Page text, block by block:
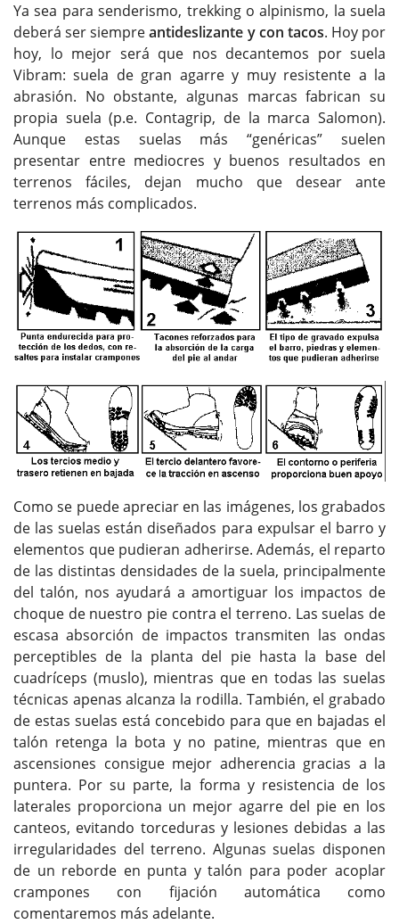
Ya sea para senderismo, trekking o alpinismo, la suela
deberá ser siempreantideslizante y con tacos. Hoy por
hoy, lo mejor será que nos decantemos por suela
Vibram: suela de gran agarre y muy resistente a la
abrasión. No obstante, algunas marcas fabrican su
propia suela (p.e. Contagrip, de la marca Salomon).
Aunque estas suelas más “genéricas” suelen
presentar entre mediocres y buenos resultados en
terrenos fáciles, dejan mucho que desear ante
terrenos más complicados.
Como se puede apreciar en las imágenes, los grabados
de las suelas están diseñados para expulsar el barro y
elementos que pudieran adherirse. Además, el reparto
de las distintas densidades de la suela, principalmente
del talón, nos ayudará a amortiguar los impactos de
choque de nuestro pie contra el terreno. Las suelas de
escasa absorción de impactos transmiten las ondas
perceptibles de la planta del pie hasta la base del
cuadríceps (muslo), mientras que en todas las suelas
técnicas apenas alcanza la rodilla. También, el grabado
de estas suelas está concebido para que en bajadas el
talón retenga la bota y no patine, mientras que en
ascensiones consigue mejor adherencia gracias a la
puntera. Por su parte, la forma y resistencia de los
laterales proporciona un mejor agarre del pie en los
canteos, evitando torceduras y lesiones debidas a las
irregularidades del terreno. Algunas suelas disponen
de un reborde en punta y talón para poder acoplar
crampones con fijación automática como
comentaremos más adelante.